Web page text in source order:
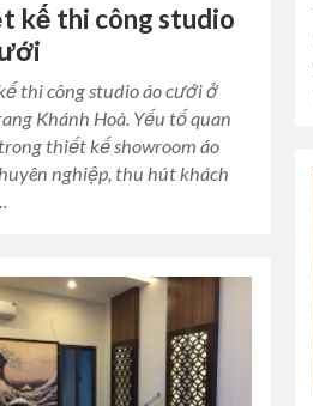
kế thi công studio
thi công studio áo cưới ở
Khánh Hoà. Yếu tố quan
thiết kế showroom áo
nghiệp, thu hút khách